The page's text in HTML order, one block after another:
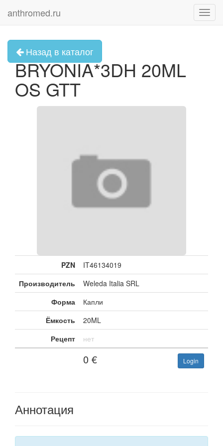
anthromed.ru
Назад в каталог
BRYONIA*3DH 20ML
OS GTT
PZN
IT46134019
Производитель
Weleda Italia SRL
Форма
Капли
Ёмкость
20ML
Рецепт
нет
0 € Login
Аннотация